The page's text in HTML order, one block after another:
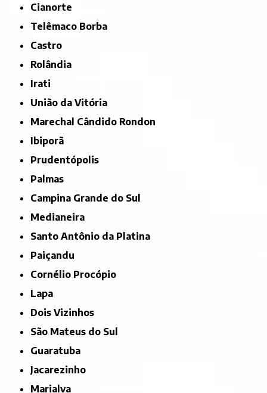
Cianorte
Telêmaco Borba
Castro
Rolândia
Irati
União da Vitória
Marechal Cândido Rondon
Ibiporã
Prudentópolis
Palmas
Campina Grande do Sul
Medianeira
Santo Antônio da Platina
Paiçandu
Cornélio Procópio
Lapa
Dois Vizinhos
São Mateus do Sul
Guaratuba
Jacarezinho
Marialva